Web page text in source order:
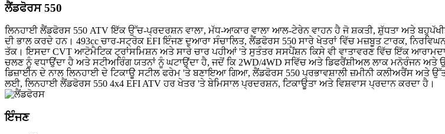
ਲੈਂਡਫੋਰਸ 550
ਲਿਨਹਾਈ ਲੈਂਡਫੋਰਸ 550 ATV ਇੱਕ ਉੱਚ-ਪ੍ਰਦਰਸ਼ਨ ਵਾਲਾ, ਮੱਧ-ਆਕਾਰ ਵਾਲਾ ਆਲ-ਟੇਰੇਨ ਵਾਹਨ ਹੈ ਜੋ ਸ਼ਕਤੀ, ਸ਼ੁੱਧਤਾ ਅਤੇ
ਦੀ ਭਾਲ ਕਰਦੇ ਹਨ। 493cc ਚਾਰ-ਸਟ੍ਰੋਕ EFI ਇੰਜਣ ਦੁਆਰਾ ਸੰਚਾਲਿਤ, ਲੈਂਡਫੋਰਸ 550 ਸਾਰੇ ਖੇਤਰਾਂ ਵਿੱਚ ਮਜ਼ਬੂਤ ​​ਟਾਰਕ,
ਤੱਕ। ਇਸਦਾ CVT ਆਟੋਮੈਟਿਕ ਟ੍ਰਾਂਸਮਿਸ਼ਨ ਅਤੇ ਸਾਰੇ ਚਾਰ ਪਹੀਆਂ 'ਤੇ ਸੁਤੰਤਰ ਸਸਪੈਂਸ਼ਨ ਕਿਸੇ ਵੀ ਵਾਤਾਵਰਣ ਵਿੱਚ ਇੱਕ
ਚਲਣ ਨੂੰ ਵਧਾਉਂਦਾ ਹੈ ਅਤੇ ਸਟੀਅਰਿੰਗ ਯਤਨਾਂ ਨੂੰ ਘਟਾਉਂਦਾ ਹੈ, ਜਦੋਂ ਕਿ 2WD/4WD ਸਵਿੱਚ ਅਤੇ ਡਿਫਰੈਂਸ਼ੀਅਲ ਲਾਕ ਮਨੋਰੰਜਨ
ਡਿਜ਼ਾਈਨ ਦੇ ਨਾਲ ਲਿਨਹਾਈ ਦੇ ਟਿਕਾਊ ਸਟੀਲ ਫਰੇਮ 'ਤੇ ਬਣਾਇਆ ਗਿਆ, ਲੈਂਡਫੋਰਸ 550 ਪ੍ਰਭਾਵਸ਼ਾਲੀ ਜ਼ਮੀਨੀ ਕਲੀਅਰੈਂਸ ਅਤੇ
ਲਈ, ਲਿਨਹਾਈ ਲੈਂਡਫੋਰਸ 550 4x4 EFI ATV ਹਰ ਖੇਤਰ 'ਤੇ ਬੇਮਿਸਾਲ ਪ੍ਰਦਰਸ਼ਨ, ਟਿਕਾਊਤਾ ਅਤੇ ਵਿਸ਼ਵਾਸ ਪ੍ਰਦਾਨ ਕਰਦਾ ਹੈ।
ਇੰਜਣ